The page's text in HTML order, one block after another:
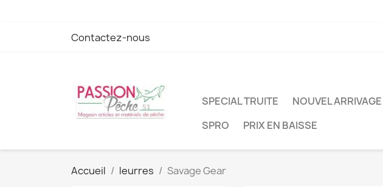
Contactez-nous
SPECIAL TRUITE NOUVEL ARRIVAGE
SPRO
PRIX EN BAISSE
Accueil leurres Savage Gear